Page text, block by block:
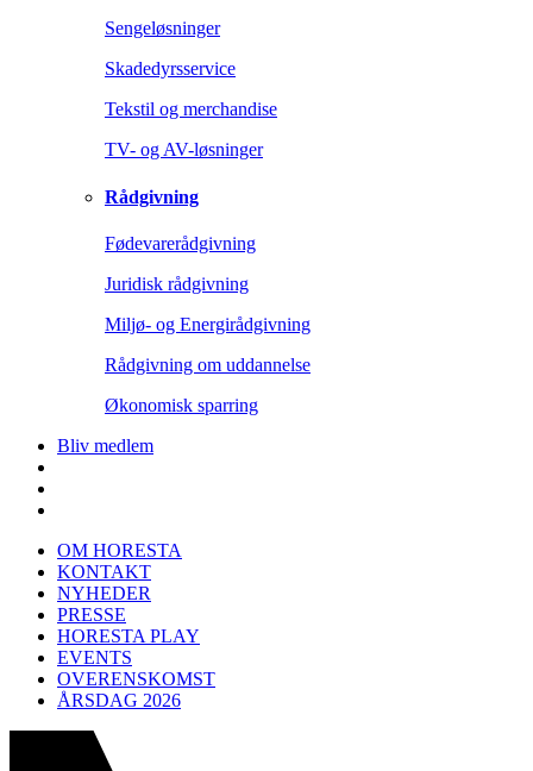
Sengeløsninger
Skadedyrsservice
Tekstil og merchandise
TV- og AV-løsninger
Rådgivning
Fødevarerådgivning
Juridisk rådgivning
Miljø- og Energirådgivning
Rådgivning om uddannelse
Økonomisk sparring
Bliv medlem
OM HORESTA
KONTAKT
NYHEDER
PRESSE
HORESTA PLAY
EVENTS
OVERENSKOMST
ÅRSDAG 2026